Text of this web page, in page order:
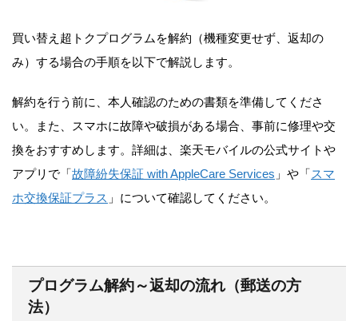
買い替え超トクプログラムを解約（機種変更せず、返却の
み）する場合の手順を以下で解説します。
解約を行う前に、本人確認のための書類を準備してくださ
い。また、スマホに故障や破損がある場合、事前に修理や交
換をおすすめします。詳細は、楽天モバイルの公式サイトや
アプリで「故障紛失保証 with AppleCare Services 」や「スマ
ホ交換保証プラス 」について確認してください。
プログラム解約～返却の流れ（郵送の方
法）